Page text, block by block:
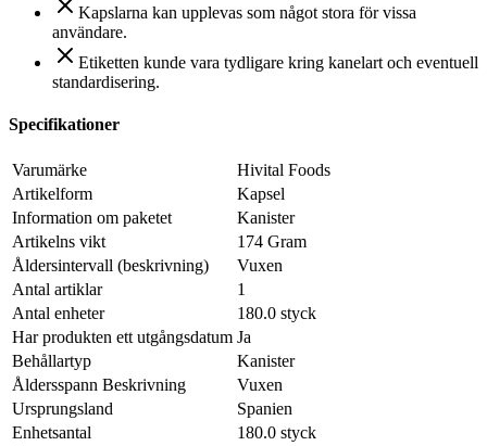
Kapslarna kan upplevas som något stora för vissa
användare.
Etiketten kunde vara tydligare kring kanelart och eventuell
standardisering.
Specifikationer
Varumärke
Hivital Foods
Artikelform
Kapsel
Information om paketet
Kanister
Artikelns vikt
174 Gram
Åldersintervall (beskrivning)
Vuxen
Antal artiklar
1
Antal enheter
180.0 styck
Har produkten ett utgångsdatum Ja
Behållartyp
Kanister
Åldersspann Beskrivning
Vuxen
Ursprungsland
Spanien
Enhetsantal
180.0 styck